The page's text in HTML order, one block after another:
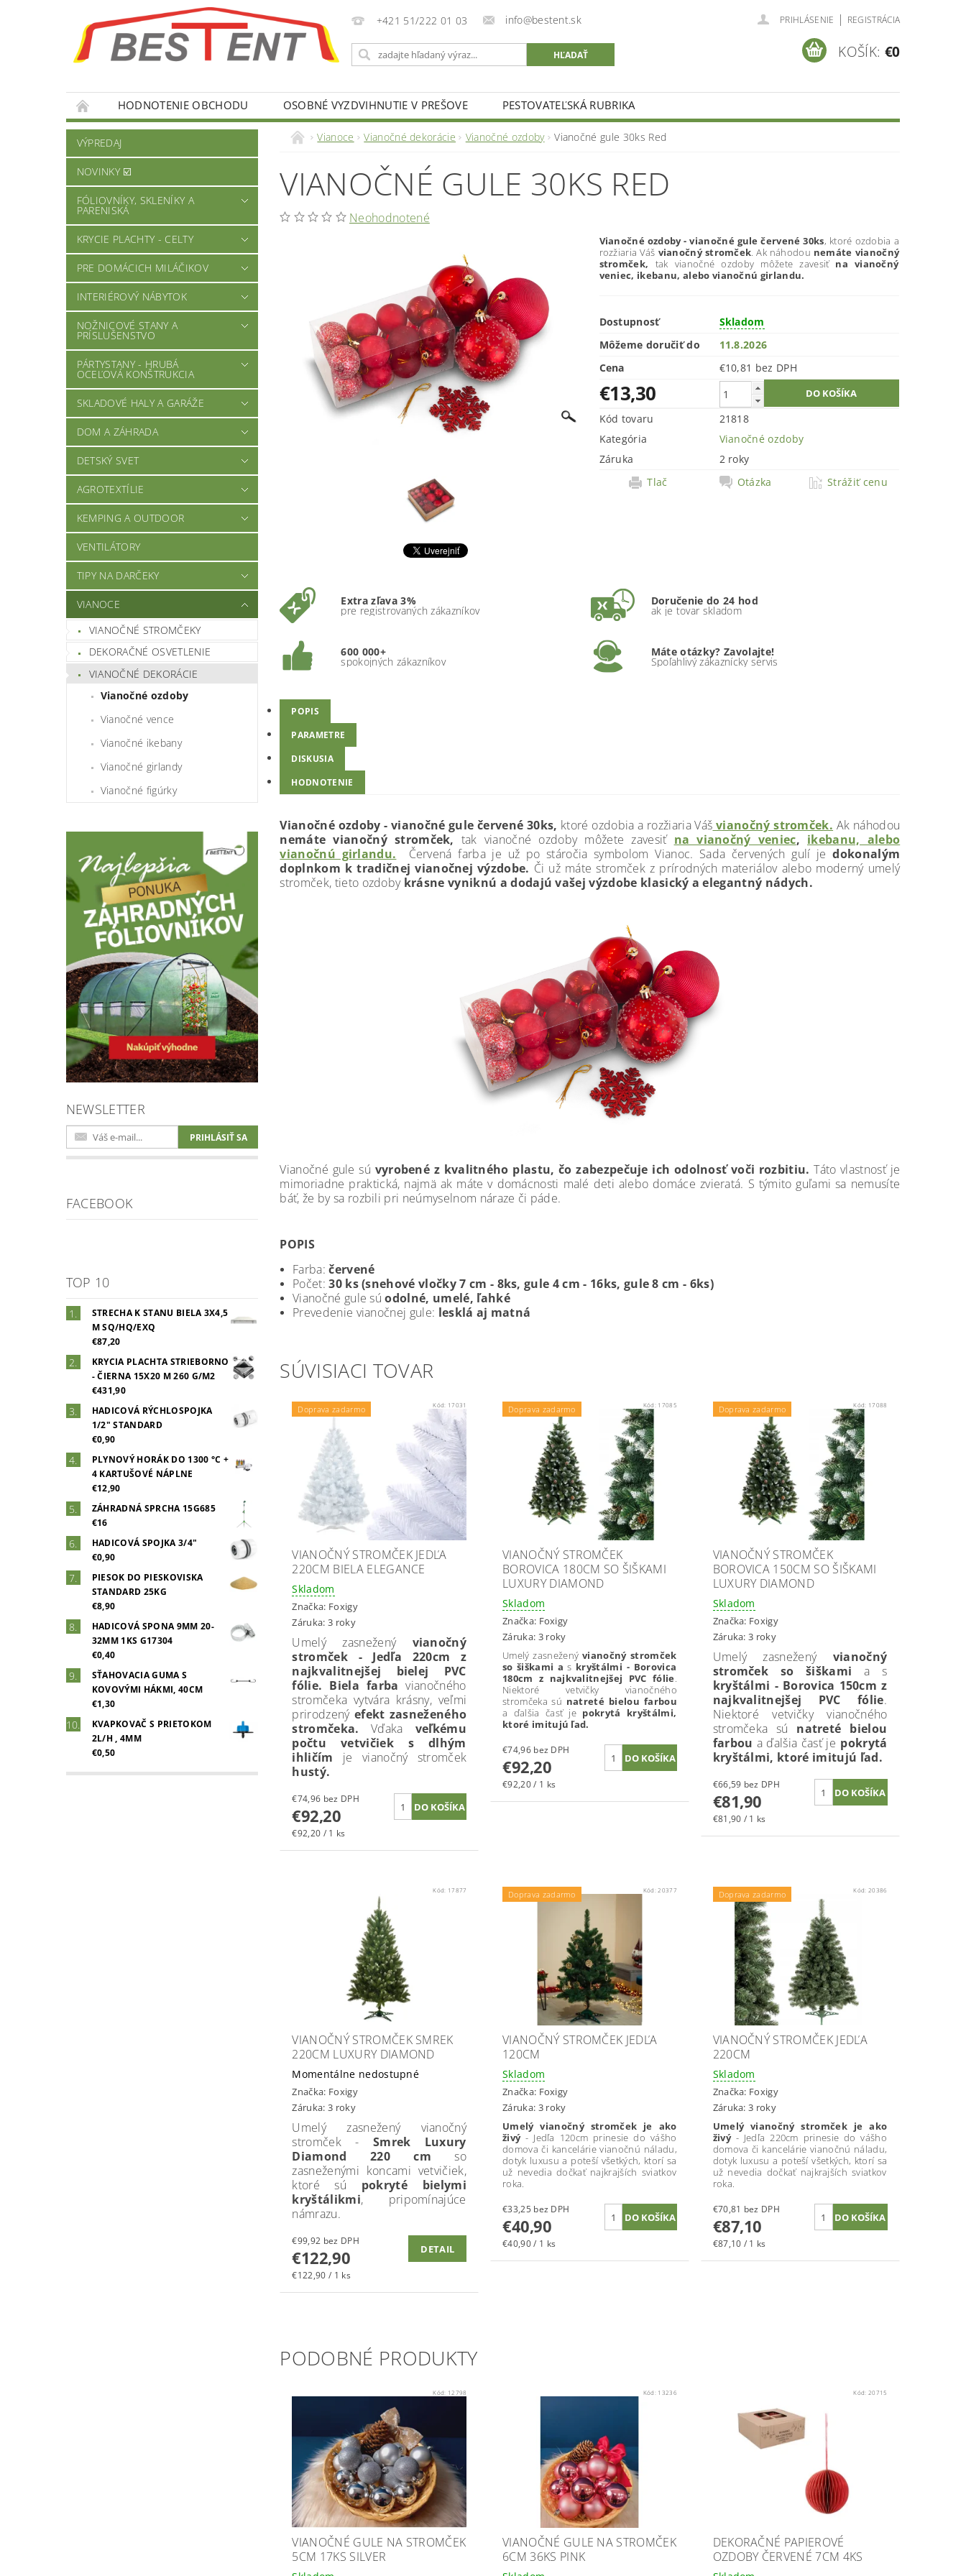
+421 51/222 01 03 info@bestent.sk PRIHLÁSENIE | REGISTRÁCIA
KOŠÍK: €0
HODNOTENIE OBCHODU OSOBNÉ VYZDVIHNUTIE V PREŠOVE PESTOVATEĽSKÁ RUBRIKA
VÝPREDAJ
NOVINKY ☑️
FÓLIOVNÍKY, SKLENÍKY A
PARENISKÁ
KRYCIE PLACHTY - CELTY
PRE DOMÁCICH MILÁČIKOV
INTERIÉROVÝ NÁBYTOK
NOŽNICOVÉ STANY A
PRÍSLUŠENSTVO
PÁRTYSTANY - HRUBÁ
OCEĽOVÁ KONŠTRUKCIA
SKLADOVÉ HALY A GARÁŽE
DOM A ZÁHRADA
DETSKÝ SVET
AGROTEXTÍLIE
KEMPING A OUTDOOR
VENTILÁTORY
TIPY NA DARČEKY
VIANOCE
VIANOČNÉ STROMČEKY
DEKORAČNÉ OSVETLENIE
VIANOČNÉ DEKORÁCIE
Vianočné ozdoby
Vianočné vence
Vianočné ikebany
Vianočné girlandy
Vianočné figúrky
NEWSLETTER
FACEBOOK
TOP 10
STRECHA K STANU BIELA 3X4,5
M SQ/HQ/EXQ
€87,20
KRYCIA PLACHTA STRIEBORNO
- ČIERNA 15X20 M 260 G/M2
€431,90
HADICOVÁ RÝCHLOSPOJKA
1/2" STANDARD
€0,90
PLYNOVÝ HORÁK DO 1300 °C +
4 KARTUŠOVÉ NÁPLNE
€12,90
ZÁHRADNÁ SPRCHA 15G685
€16
HADICOVÁ SPOJKA 3/4"
€0,90
PIESOK DO PIESKOVISKA
STANDARD 25KG
€8,90
HADICOVÁ SPONA 9MM 20-
32MM 1KS G17304
€0,40
SŤAHOVACIA GUMA S
KOVOVÝMI HÁKMI, 40CM
€1,30
KVAPKOVAČ S PRIETOKOM
2L/H , 4MM
€0,50
Vianoce Vianočné dekorácie Vianočné ozdoby Vianočné gule 30ks Red
VIANOČNÉ GULE 30KS RED
Neohodnotené
Vianočné ozdoby - vianočné gule červené 30ks, ktoré ozdobia a
rozžiaria Váš vianočný stromček. Ak náhodou nemáte vianočný
stromček, tak vianočné ozdoby môžete zavesiťna vianočný
veniec, ikebanu, alebo vianočnú girlandu.
Dostupnosť
Skladom
Môžeme doručiť do
11.8.2026
Cena
€10,81 bez DPH
€13,30
Kód tovaru
21818
Kategória
Vianočné ozdoby
Záruka
2 roky
Tlač
Otázka Strážiť cenu
Extra zľava 3%
pre registrovaných zákazníkov
Doručenie do 24 hod
ak je tovar skladom
600 000+
spokojných zákazníkov
Máte otázky? Zavolajte!
Spoľahlivý zákaznícky servis
POPIS
PARAMETRE
DISKUSIA
HODNOTENIE
Vianočné ozdoby - vianočné gule červené 30ks, ktoré ozdobia a rozžiaria Váš vianočný stromček. Ak náhodou
nemáte vianočný stromček, tak vianočné ozdoby môžetezavesiť na vianočný veniec, ikebanu, alebo
vianočnú girlandu. Červená farba je už po stáročia symbolom Vianoc. Sada červených gulí je dokonalým
doplnkom k tradičnej vianočnej výzdobe. Či už máte stromček z prírodných materiálov alebo moderný umelý
stromček, tieto ozdoby krásne vyniknú a dodajú vašej výzdobe klasický a elegantný nádych.
Vianočné gule sú vyrobené z kvalitného plastu, čo zabezpečuje ich odolnosť voči rozbitiu. Táto vlastnosť je
mimoriadne praktická, najmä ak máte v domácnosti malé deti alebo domáce zvieratá. S týmito guľami sa nemusíte
báť, že by sa rozbili pri neúmyselnom náraze či páde.
POPIS
Farba:červené
Počet: 30 ks (snehové vločky 7 cm - 8ks, gule 4 cm - 16ks, gule 8 cm - 6ks)
Vianočné gule sú odolné, umelé, ľahké
Prevedenie vianočnej gule: lesklá aj matná
SÚVISIACI TOVAR
Doprava zadarmo Kód: 17031
VIANOČNÝ STROMČEK JEDĽA
220CM BIELA ELEGANCE
Skladom
Značka: Foxigy
Záruka: 3 roky
Umelý zasnežený vianočný
stromček - Jedľa 220cm z
najkvalitnejšej bielej PVC
fólie. Biela farbavianočného
stromčeka vytvára krásny, veľmi
prirodzenýefekt zasneženého
stromčeka. Vďaka veľkému
počtu vetvičiek s dlhým
ihličím je vianočný stromček
hustý.
€74,96 bez DPH
€92,20
€92,20 / 1 ks
Doprava zadarmo Kód: 17085
VIANOČNÝ STROMČEK
BOROVICA 180CM SO ŠIŠKAMI
LUXURY DIAMOND
Skladom
Značka: Foxigy
Záruka: 3 roky
Umelý zasneženývianočný stromček
so šiškami a s kryštálmi - Borovica
180cm z najkvalitnejšej PVC fólie.
Niektoré vetvičky vianočného
stromčeka sú natreté bielou farbou
a ďalšia časť je pokrytá kryštálmi,
ktoré imitujú ľad.
€74,96 bez DPH
€92,20
€92,20 / 1 ks
Doprava zadarmo Kód: 17088
VIANOČNÝ STROMČEK
BOROVICA 150CM SO ŠIŠKAMI
LUXURY DIAMOND
Skladom
Značka: Foxigy
Záruka: 3 roky
Umelý zasnežený vianočný
stromček so šiškami a s
kryštálmi - Borovica 150cm z
najkvalitnejšej PVC fólie.
Niektoré vetvičky vianočného
stromčeka sú natreté bielou
farbou a ďalšia časť je pokrytá
kryštálmi, ktoré imitujú ľad.
€66,59 bez DPH
€81,90
€81,90 / 1 ks
Kód: 17877
VIANOČNÝ STROMČEK SMREK
220CM LUXURY DIAMOND
Momentálne nedostupné
Značka: Foxigy
Záruka: 3 roky
Umelý zasnežený vianočný
stromček - Smrek Luxury
Diamond 220 cmso
zasneženými koncami vetvičiek,
ktoré sú pokryté bielymi
kryštálikmi, pripomínajúce
námrazu.
€99,92 bez DPH
€122,90
€122,90 / 1 ks
DETAIL
Doprava zadarmo Kód:20377
VIANOČNÝ STROMČEK JEDĽA
120CM
Skladom
Značka: Foxigy
Záruka: 3 roky
Umelý vianočný stromček je ako
živý- Jedľa 120cm prinesie do vášho
domova či kancelárie vianočnú náladu,
dotyk luxusu a poteší všetkých, ktorí sa
už nevedia dočkať najkrajších sviatkov
roka.
€33,25 bez DPH
€40,90
€40,90 / 1 ks
Doprava zadarmo Kód:20386
VIANOČNÝ STROMČEK JEDĽA
220CM
Skladom
Značka: Foxigy
Záruka: 3 roky
Umelý vianočný stromček je ako
živý- Jedľa 220cm prinesie do vášho
domova či kancelárie vianočnú náladu,
dotyk luxusu a poteší všetkých, ktorí sa
už nevedia dočkať najkrajších sviatkov
roka.
€70,81 bez DPH
€87,10
€87,10 / 1 ks
PODOBNÉ PRODUKTY
Kód: 12798
VIANOČNÉ GULE NA STROMČEK
5CM 17KS SILVER
Kód: 13236
VIANOČNÉ GULE NA STROMČEK
6CM 36KS PINK
Kód:20715
DEKORAČNÉ PAPIEROVÉ
OZDOBY ČERVENÉ 7CM 4KS